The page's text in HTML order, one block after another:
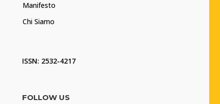
Manifesto
Chi Siamo
ISSN: 2532-4217
FOLLOW US